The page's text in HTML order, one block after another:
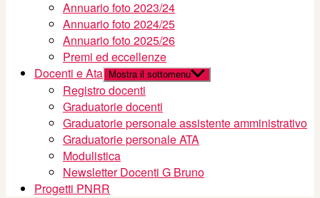
Annuario foto 2023/24
Annuario foto 2024/25
Annuario foto 2025/26
Premi ed eccellenze
Docenti e Ata
Mostra il sottomenu
Registro docenti
Graduatorie docenti
Graduatorie personale assistente amministrativo
Graduatorie personale ATA
Modulistica
Newsletter Docenti G Bruno
Progetti PNRR